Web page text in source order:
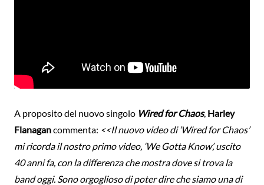
A proposito del nuovo singolo Wired for Chaos, Harley
Flanagancommenta: <<Il nuovo video di ‘Wired for Chaos’
mi ricorda il nostro primo video, ‘We Gotta Know’, uscito
40 anni fa, con la differenza che mostra dove si trova la
band oggi. Sono orgoglioso di poter dire che siamo una di